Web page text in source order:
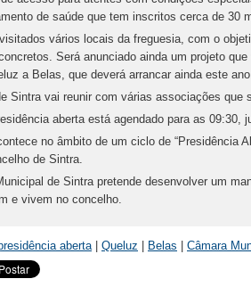
de saúde que tem inscritos cerca de 30
vários locais da freguesia, com o
Será anunciado ainda um projeto
a Belas, que deverá arrancar ainda este
Sintra vai reunir com várias associações que
aberta está agendado para as 09:30,
no âmbito de um ciclo de “Presidência
de Sintra.
de Sintra pretende desenvolver um
e vivem no concelho.
aberta Queluz Belas Câmara